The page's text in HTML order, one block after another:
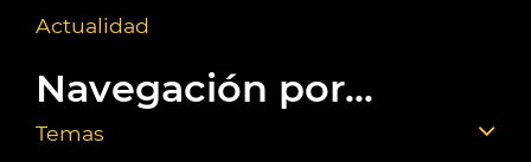
Actualidad
Navegación por...
Temas